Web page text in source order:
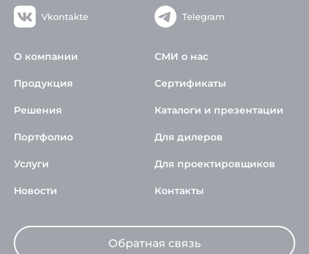
Vkontakte Telegram
О компании
Продукция
Решения
Портфолио
Услуги
Новости
СМИ о нас
Сертификаты
Каталоги и презентации
Для дилеров
Для проектировщиков
Контакты
Обратная связь